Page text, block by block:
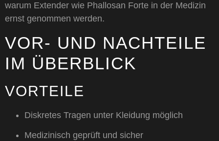
warum Extender wie Phallosan Forte in der Medizin
ernst genommen werden.
VOR- UND NACHTEILE
IM ÜBERBLICK
VORTEILE
Diskretes Tragen unter Kleidung möglich
Medizinisch geprüft und sicher